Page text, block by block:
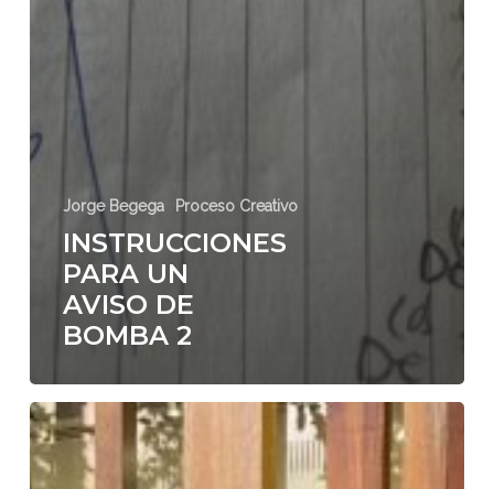
Jorge Begega Proceso Creativo
INSTRUCCIONES
PARA UN
AVISO DE
BOMBA 2
¿CUÁNTO
CUESTA
UN
SUEÑO?